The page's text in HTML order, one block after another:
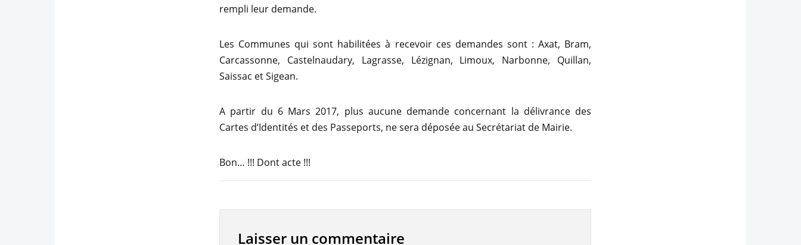
rempli leur demande.
Les Communes qui sont habilitées à recevoir ces demandes sont : Axat, Bram,
Carcassonne, Castelnaudary, Lagrasse, Lézignan, Limoux, Narbonne, Quillan,
Saissac et Sigean.
A partir du 6 Mars 2017, plus aucune demande concernant la délivrance des
Cartes d’Identités et des Passeports, ne sera déposée au Secrétariat de Mairie.
Bon… !!! Dont acte !!!
Laisser un commentaire